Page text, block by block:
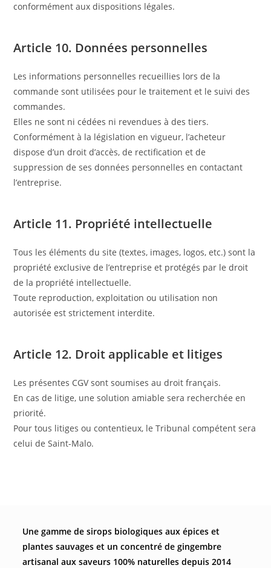
conformément aux dispositions légales.
Article 10. Données personnelles
Les informations personnelles recueillies lors de la
commande sont utilisées pour le traitement et le suivi des
commandes.
Elles ne sont ni cédées ni revendues à des tiers.
Conformément à la législation en vigueur, l’acheteur
dispose d’un droit d’accès, de rectification et de
suppression de ses données personnelles en contactant
l’entreprise.
Article 11. Propriété intellectuelle
Tous les éléments du site (textes, images, logos, etc.) sont la
propriété exclusive de l’entreprise et protégés par le droit
de la propriété intellectuelle.
Toute reproduction, exploitation ou utilisation non
autorisée est strictement interdite.
Article 12. Droit applicable et litiges
Les présentes CGV sont soumises au droit français.
En cas de litige, une solution amiable sera recherchée en
priorité.
Pour tous litiges ou contentieux, le Tribunal compétent sera
celui de Saint-Malo.
Une gamme de sirops biologiques aux épices et
plantes sauvages et un concentré de gingembre
artisanal aux saveurs 100% naturelles depuis 2014